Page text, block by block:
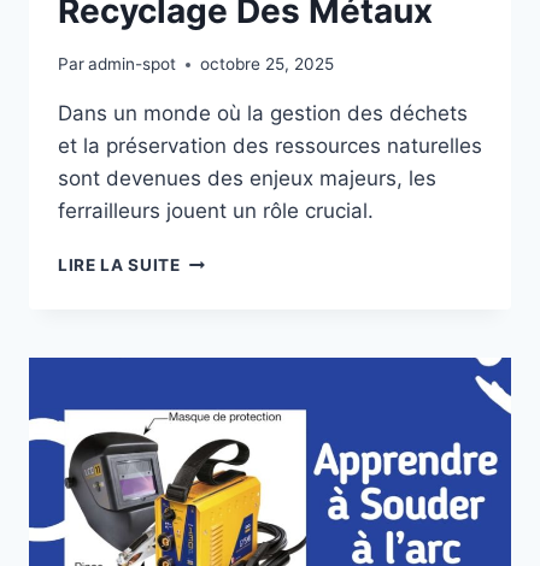
Recyclage Des Métaux
Paradmin-spot octobre 25, 2025
Dans un monde où la gestion des déchets
et la préservation des ressources naturelles
sont devenues des enjeux majeurs, les
ferrailleurs jouent un rôle crucial.
LIRE LA SUITELES
RÔLE
N1
RECYCLAGE
DES
MÉTAUX